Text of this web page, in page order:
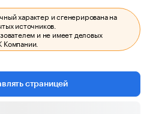
характер и сгенерирована на
источников.
и не имеет деловых
страницей